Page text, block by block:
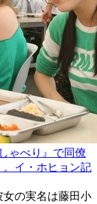
ゃべり』で同僚
。イ・ホヒョン記
の実名は藤田小